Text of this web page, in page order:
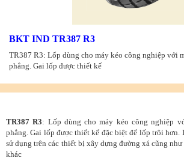
BKT IND TR387 R3
TR387 R3: Lốp dùng cho máy kéo công nghiệp với
phẳng. Gai lốp được thiết kế
TR387 R3: Lốp dùng cho máy kéo công nghiệp
phẳng. Gai lốp được thiết kế đặc biệt để lốp trôi
sử dụng trên các thiết bị xây dựng đường xá cũng
khác